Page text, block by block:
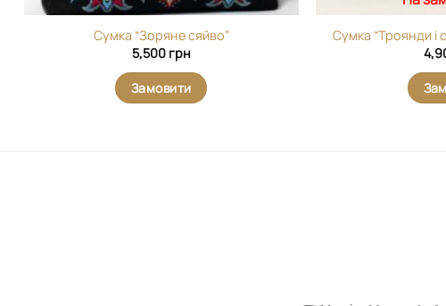
Сумка “Зоряне сяйво”
5,500 грн
Замовити
Сумка “Троянди і